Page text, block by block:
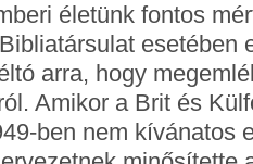
életünk fontos
esetében
arra, hogy
Amikor a Brit és
ben nem kívánatos